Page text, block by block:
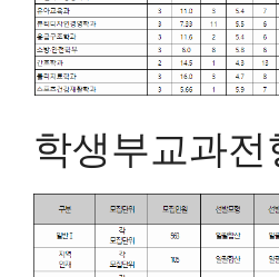
학생부교과전